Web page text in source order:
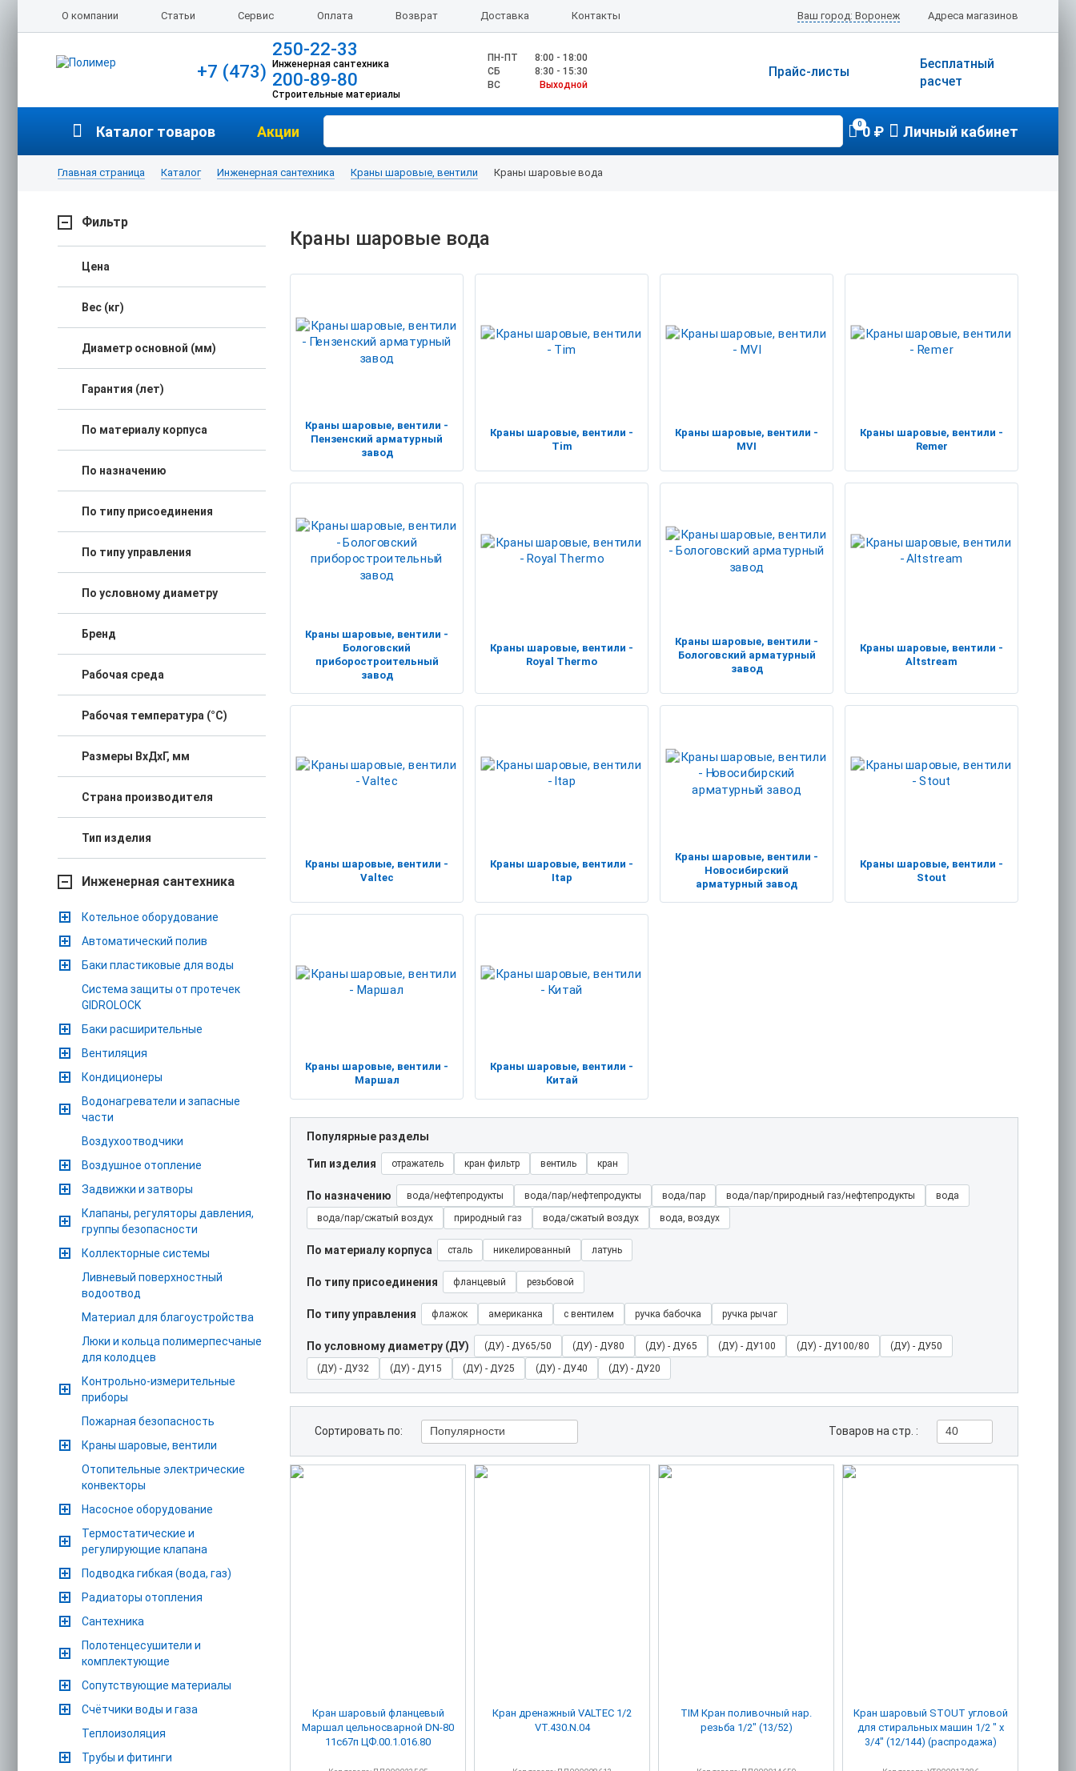
О компании Статьи Сервис Оплата Возврат Доставка Контакты Адреса магазинов
Ваш город: Воронеж
+7 (473)
250-22-33
Инженерная сантехника
200-89-80
Строительные материалы
ПН-ПТ
8:00 - 18:00
CБ
8:30 - 15:30
ВС
Выходной
Бесплатный
расчет
Прайс-листы
Каталог товаров Акции 00 ₽ Личный кабинет
Главная страница Каталог Инженерная сантехника Краны шаровые, вентили Краны шаровые вода
Фильтр
Цена
Вес (кг)
Диаметр основной (мм)
Гарантия (лет)
По материалу корпуса
По назначению
По типу присоединения
По типу управления
По условному диаметру
Бренд
Рабочая среда
Рабочая температура (°C)
Размеры ВхДхГ, мм
Страна производителя
Тип изделия
Инженерная сантехника
Котельное оборудование
Автоматический полив
Баки пластиковые для воды
Система защиты от протечек
GIDROLOCK
Баки расширительные
Вентиляция
Кондиционеры
Водонагреватели и запасные
части
Воздухоотводчики
Воздушное отопление
Задвижки и затворы
Клапаны, регуляторы давления,
группы безопасности
Коллекторные системы
Ливневый поверхностный
водоотвод
Материал для благоустройства
Люки и кольца полимерпесчаные
для колодцев
Контрольно-измерительные
приборы
Пожарная безопасность
Краны шаровые, вентили
Отопительные электрические
конвекторы
Насосное оборудование
Термостатические и
регулирующие клапана
Подводка гибкая (вода, газ)
Радиаторы отопления
Сантехника
Полотенцесушители и
комплектующие
Сопутствующие материалы
Счётчики воды и газа
Теплоизоляция
Трубы и фитинги
Краны шаровые вода
Краны шаровые, вентили -
Пензенский арматурный
завод
Краны шаровые, вентили -
Tim
Краны шаровые, вентили -
MVI
Краны шаровые, вентили -
Remer
Краны шаровые, вентили -
Бологовский
приборостроительный
завод
Краны шаровые, вентили -
Royal Thermo
Краны шаровые, вентили -
Бологовский арматурный
завод
Краны шаровые, вентили -
Altstream
Краны шаровые, вентили -
Valtec
Краны шаровые, вентили -
Itap
Краны шаровые, вентили -
Новосибирский
арматурный завод
Краны шаровые, вентили -
Stout
Краны шаровые, вентили -
Маршал
Краны шаровые, вентили -
Китай
Популярные разделы
Тип изделия отражатель кран фильтр вентиль кран
По назначению вода/нефтепродукты вода/пар/нефтепродукты вода/пар вода/пар/природный газ/нефтепродукты
вода
вода/пар/сжатый воздух
природный газ вода/сжатый воздух вода, воздух
По материалу корпуса сталь никелированный латунь
По типу присоединения фланцевый резьбовой
По типу управления флажок американка с вентилем ручка бабочка ручка рычаг
По условному диаметру (ДУ) (ДУ) - ДУ65/50 (ДУ) - ДУ80 (ДУ) - ДУ65 (ДУ) - ДУ100 (ДУ) - ДУ100/80
(ДУ) - ДУ50
(ДУ) - ДУ32
(ДУ) - ДУ15 (ДУ) - ДУ25 (ДУ) - ДУ40 (ДУ) - ДУ20
Сортировать по: Популярности Товаров на стр. : 40
Кран шаровый фланцевый
Маршал цельносварной DN-80
11с67п ЦФ.00.1.016.80
Кран дренажный VALTEC 1/2
VT.430.N.04
TIM Кран поливочный нар.
резьба 1/2" (13/52)
Кран шаровый STOUT угловой
для стиральных машин 1/2 " х
3/4" (12/144) (распродажа)